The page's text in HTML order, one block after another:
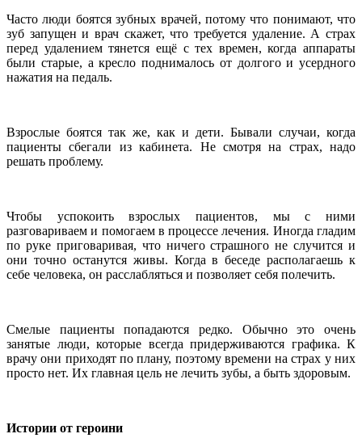
Часто люди боятся зубных врачей, потому что понимают, что
зуб запущен и врач скажет, что требуется удаление. А страх
перед удалением тянется ещё с тех времен, когда аппараты
были старые, а кресло поднималось от долгого и усердного
нажатия на педаль.
Взрослые боятся так же, как и дети. Бывали случаи, когда
пациенты сбегали из кабинета. Не смотря на страх, надо
решать проблему.
Чтобы успокоить взрослых пациентов, мы с ними
разговариваем и помогаем в процессе лечения. Иногда гладим
по руке приговаривая, что ничего страшного не случится и
они точно останутся живы. Когда в беседе располагаешь к
себе человека, он расслабляться и позволяет себя полечить.
Смелые пациенты попадаются редко. Обычно это очень
занятые люди, которые всегда придерживаются графика. К
врачу они приходят по плану, поэтому времени на страх у них
просто нет. Их главная цель не лечить зубы, а быть здоровым.
Истории от героини